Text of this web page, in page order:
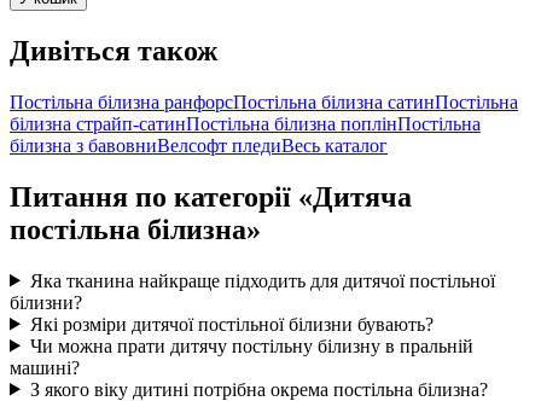
Дивіться також
Постільна білизна ранфорсПостільна білизна сатинПостільна
білизна страйп-сатинПостільна білизна поплінПостільна
білизна з бавовниВелсофт пледиВесь каталог
Питання по категорії «Дитяча
постільна білизна»
Яка тканина найкраще підходить для дитячої постільної
білизни?
Які розміри дитячої постільної білизни бувають?
Чи можна прати дитячу постільну білизну в пральній
машині?
З якого віку дитині потрібна окрема постільна білизна?